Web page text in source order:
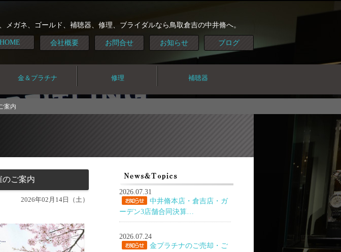
メガネ、ゴールド、補聴器、修理、ブライダルなら鳥取倉吉の中井脩へ。
HOME 会社概要 お問合せ お知らせ ブログ
金＆プラチナ 修理 補聴器
案内
のご案内
2026年02月14日（土）
2026.07.31
中井脩本店・倉吉店・ガ
ーデン3店舗合同決算…
2026.07.24
金プラチナのご売却・ご